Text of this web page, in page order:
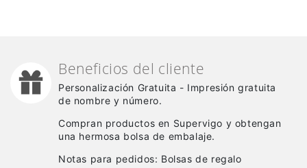
Beneficios del cliente
Personalización Gratuita - Impresión gratuita
de nombre y número.
Compran productos en Supervigo y obtengan
una hermosa bolsa de embalaje.
Notas para pedidos: Bolsas de regalo